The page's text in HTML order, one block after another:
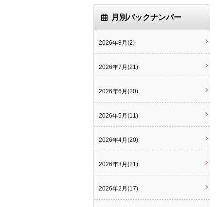
月別バックナンバー
2026年8月(2)
2026年7月(21)
2026年6月(20)
2026年5月(11)
2026年4月(20)
2026年3月(21)
2026年2月(17)